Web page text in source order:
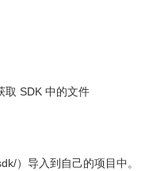
取 SDK 中的文件
）导入到自己的项目中。